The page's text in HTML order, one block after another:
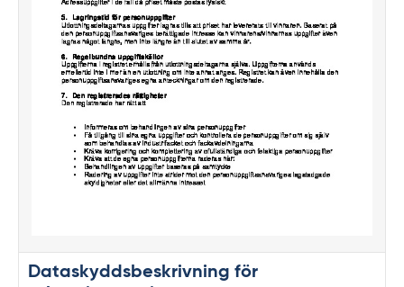
Dataskyddsbeskrivning för